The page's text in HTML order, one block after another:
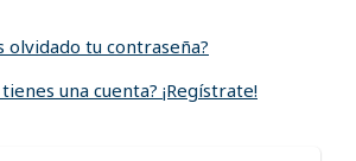
olvidado tu contraseña?
una cuenta? ¡Regístrate!